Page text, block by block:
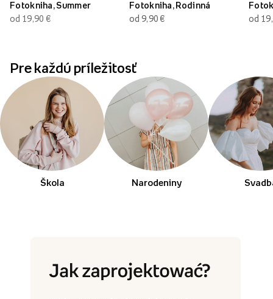
Fotokniha, Summer
od 19,90 €
Fotokniha, Rodinná
od 9,90 €
od
Pre každú príležitosť
Škola Narodeniny